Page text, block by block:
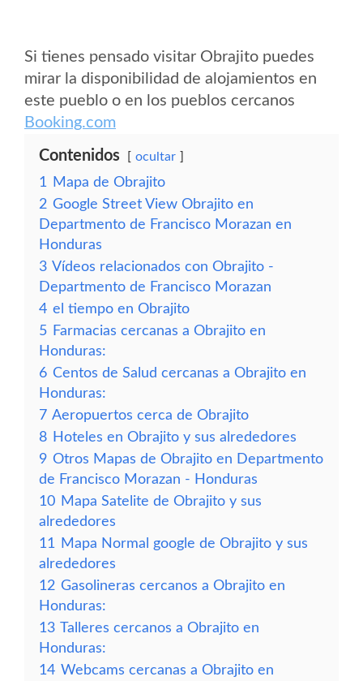
Si tienes pensado visitar Obrajito puedes
mirar la disponibilidad de alojamientos en
este pueblo o en los pueblos cercanos
Booking.com
Contenidos ocultar
1
Mapa de Obrajito
2 Google Street View Obrajito en
Departmento de Francisco Morazan en
Honduras
3 Vídeos relacionados con Obrajito -
Departmento de Francisco Morazan
4 el tiempo en Obrajito
5 Farmacias cercanas a Obrajito en
Honduras:
6 Centos de Salud cercanas a Obrajito en
Honduras:
7 Aeropuertos cerca de Obrajito
8 Hoteles en Obrajito y sus alrededores
9 Otros Mapas de Obrajito en Departmento
de Francisco Morazan - Honduras
10 Mapa Satelite de Obrajito y sus
alrededores
11
Mapa Normal google de Obrajito y sus
alrededores
12 Gasolineras cercanos a Obrajito en
Honduras:
13 Talleres cercanos a Obrajito en
Honduras:
14 Webcams cercanas a Obrajito en